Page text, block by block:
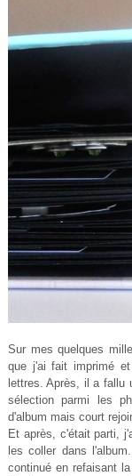
Sur mes quelques
que j'ai fait imprimé
lettres. Après, il a fallu
sélection parmi les
d'album mais court
Et après, c'était parti,
les coller dans l'album
continué en refaisant